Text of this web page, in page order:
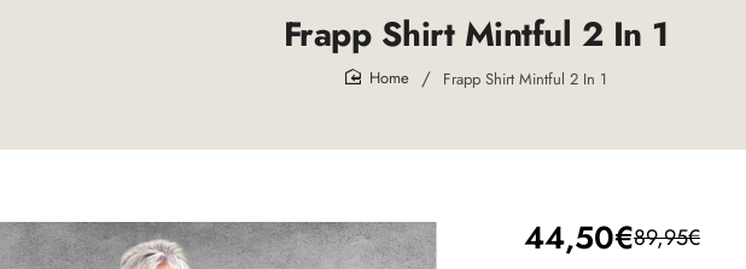
Frapp Shirt Mintful 2 In 1
Frapp Shirt Mintful 2 In 1
44,50€89,95€